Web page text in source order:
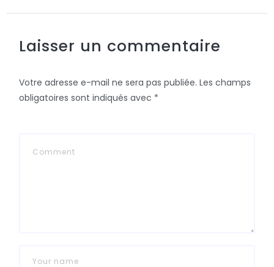
Laisser un commentaire
Votre adresse e-mail ne sera pas publiée. Les champs
obligatoires sont indiqués avec *